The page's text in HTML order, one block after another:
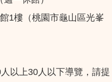
1樓（桃園市龜山區光峯
以上30人以下導覽，請提